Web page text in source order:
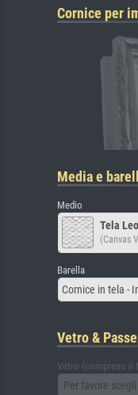
Cornice per
Media e
Medio
Tela
(Canvas
Barella
Cornice in tela -
Vetro &
Vetro (compreso il
Per favore scegli